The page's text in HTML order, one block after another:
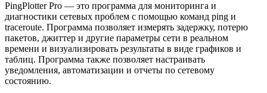
PingPlotter Pro — это программа для мониторинга и
диагностики сетевых проблем с помощью команд ping и
traceroute. Программа позволяет измерять задержку, потерю
пакетов, джиттер и другие параметры сети в реальном
времени и визуализировать результаты в виде графиков и
таблиц. Программа также позволяет настраивать
уведомления, автоматизации и отчеты по сетевому
состоянию.